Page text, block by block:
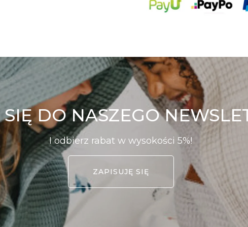
DO NASZEGO
I odbierz rabat w wysokości 5%!
ZAPISUJĘ SIĘ